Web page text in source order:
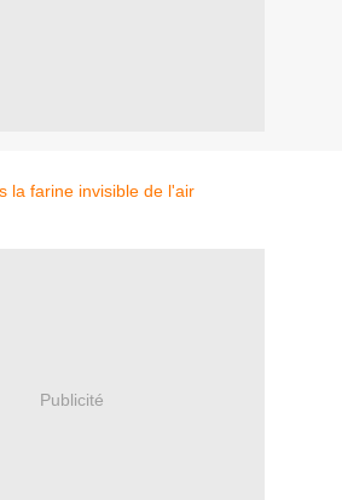
Publicité